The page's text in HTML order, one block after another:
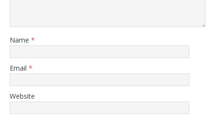
Name *
Email *
Website